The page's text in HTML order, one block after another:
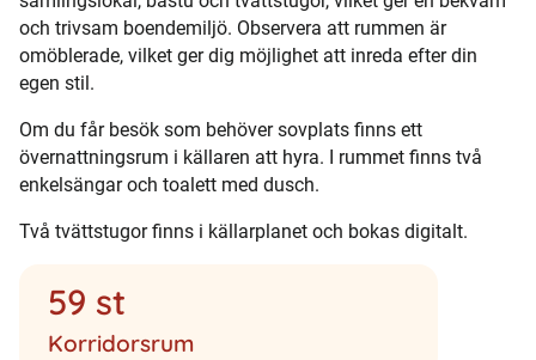
och trivsam boendemiljö. Observera att rummen är
omöblerade, vilket ger dig möjlighet att inreda efter din
egen stil.
Om du får besök som behöver sovplats finns ett
övernattningsrum i källaren att hyra. I rummet finns två
enkelsängar och toalett med dusch.
Två tvättstugor finns i källarplanet och bokas digitalt.
59 st
Korridorsrum